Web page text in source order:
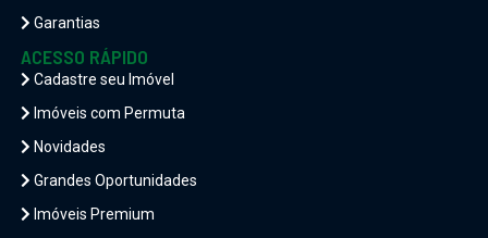
Garantias
ACESSO RÁPIDO
Cadastre seu Imóvel
Imóveis com Permuta
Novidades
Grandes Oportunidades
Imóveis Premium